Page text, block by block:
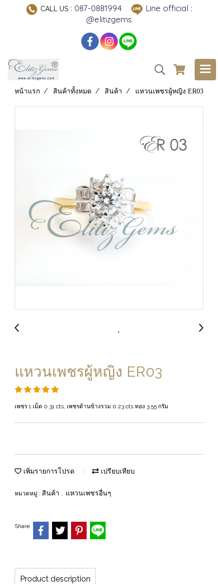
CALL US: 087-0881994
Line official :
@elitizgems
หน้าแรก สินค้าทั้งหมด สินค้า แหวนเพชรผู้หญิง ER03
แหวนเพชรผู้หญิง ER03
เพชร 1 เม็ด 0.31 cts, เพชรด้านข้างรวม 0.23 cts ทอง 3.55 กรัม
เพิ่มรายการโปรด เปรียบเทียบ
หมวดหมู่ : สินค้า , แหวนเพชรอื่นๆ
Share
Product description